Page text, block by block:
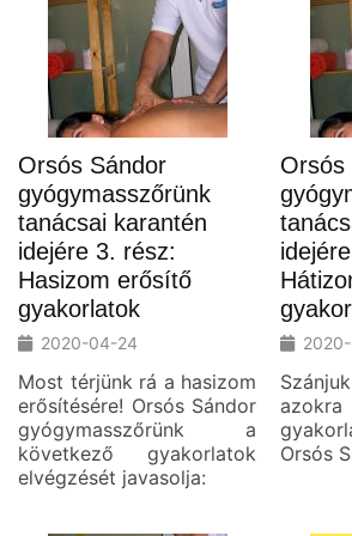
Orsós Sándor
gyógymasszőrünk
tanácsai karantén
idejére 3. rész:
Hasizom erősítő
gyakorlatok
2020-04-24
Most térjünk rá a hasizom
erősítésére! Orsós Sándor
gyógymasszőrünk a
következő gyakorlatok
elvégzését javasolja:
Orsós
azokra
Orsós